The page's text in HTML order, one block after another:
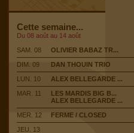
Cette semaine...
Du 08 août au 14 août
SAM. 08
OLIVIER BABAZ TR...
DIM. 09
DAN THOUIN TRIO
LUN. 10
ALEX BELLEGARDE ...
MAR. 11
LES MARDIS BIG B...
ALEX BELLEGARDE ...
MER. 12
FERME / CLOSED
JEU. 13